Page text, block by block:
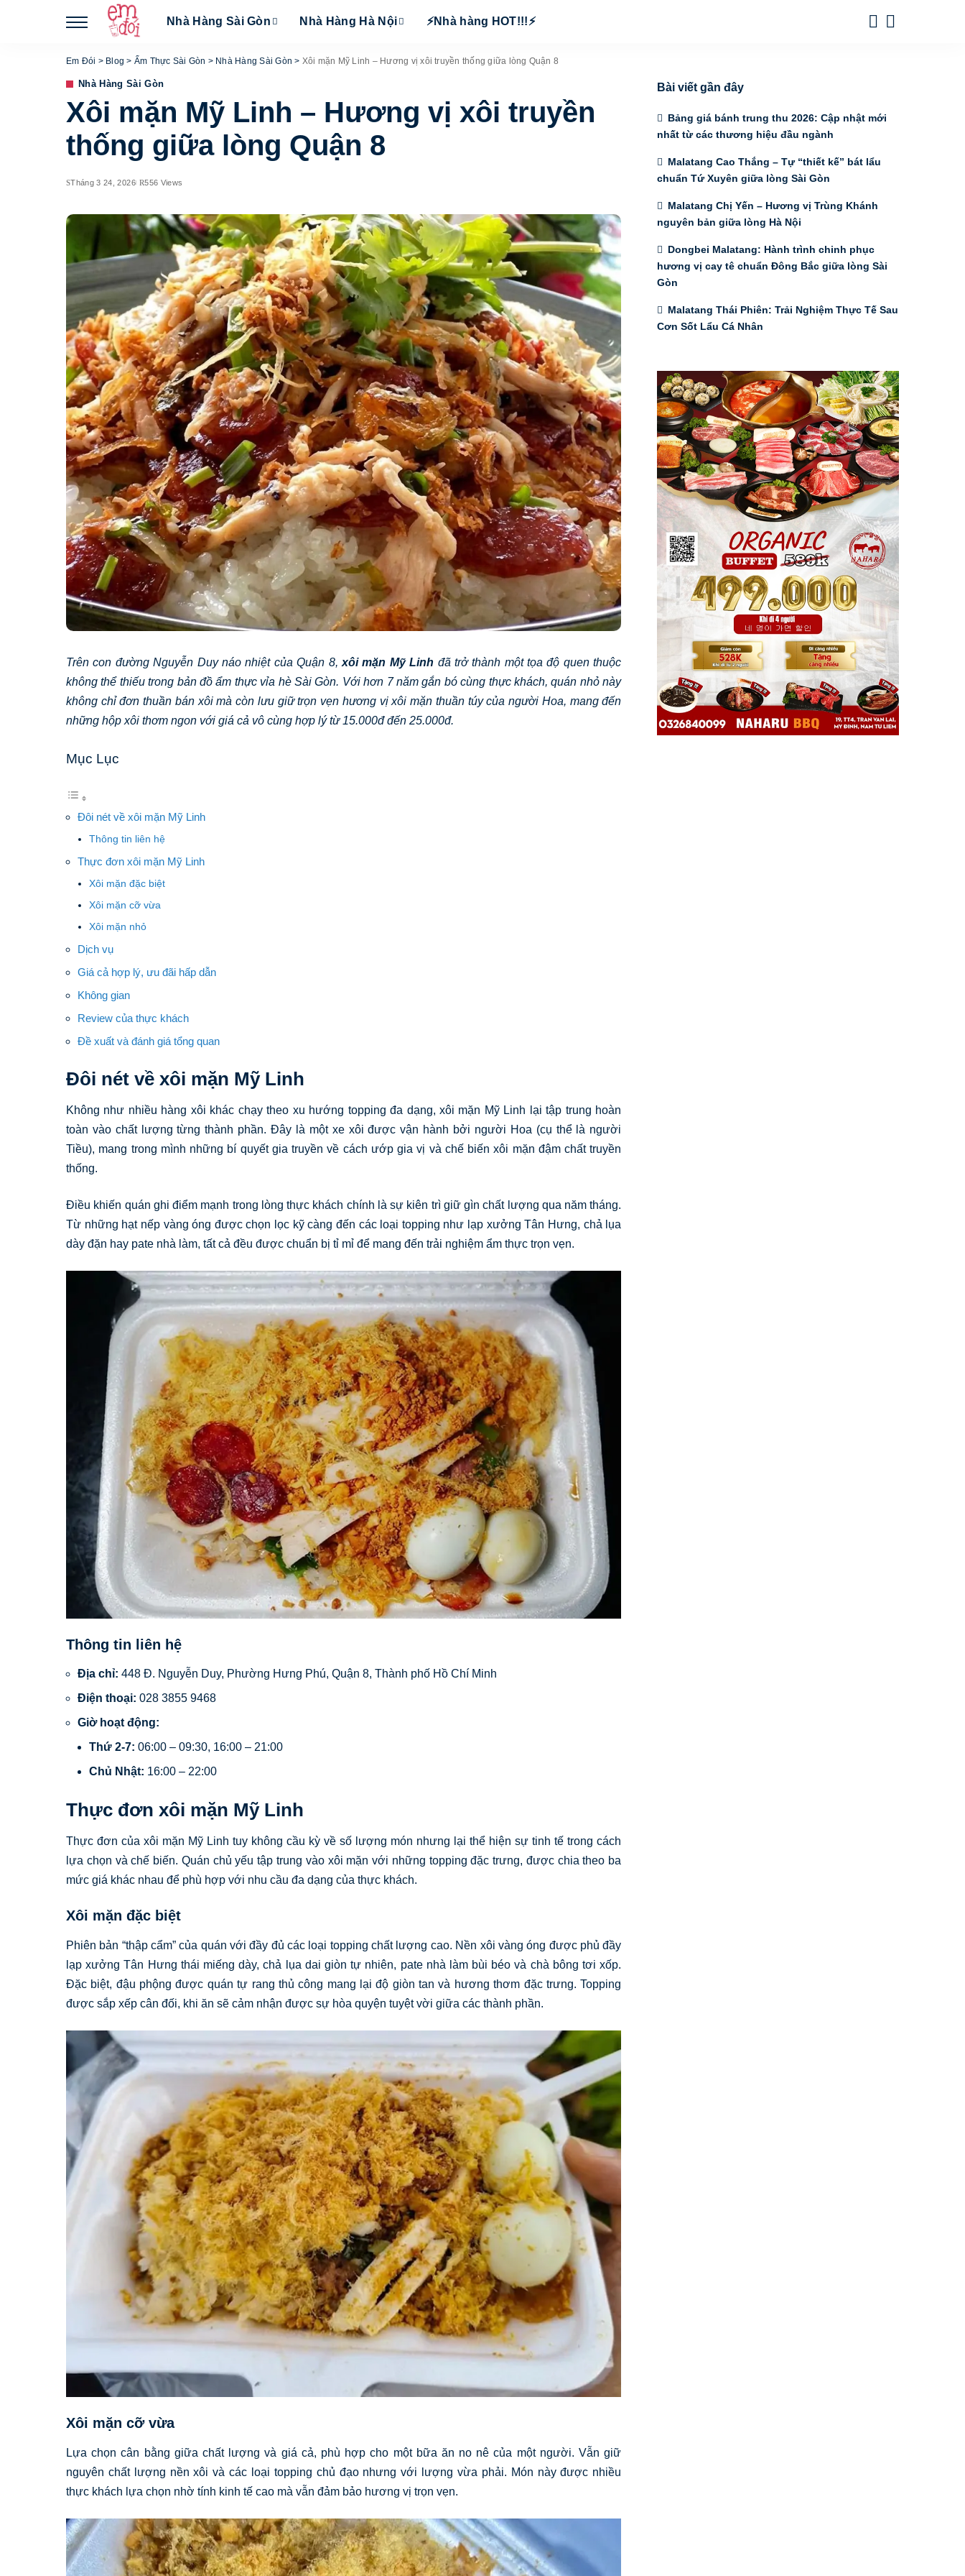
Nhà Hàng Sài Gòn Nhà Hàng Hà Nội ⚡Nhà hàng HOT!!!⚡
Em Đói > Blog > Ẩm Thực Sài Gòn > Nhà Hàng Sài Gòn > Xôi mặn Mỹ Linh – Hương vị xôi truyền thống giữa lòng Quận 8
Nhà Hàng Sài Gòn
Xôi mặn Mỹ Linh – Hương vị xôi truyền
thống giữa lòng Quận 8
Tháng 3 24, 2026 556 Views
Trên con đường Nguyễn Duy náo nhiệt của Quận 8, xôi mặn Mỹ Linh đã trở thành một tọa độ quen thuộc
không thể thiếu trong bản đồ ẩm thực vỉa hè Sài Gòn. Với hơn 7 năm gắn bó cùng thực khách, quán nhỏ này
không chỉ đơn thuần bán xôi mà còn lưu giữ trọn vẹn hương vị xôi mặn thuần túy của người Hoa, mang đến
những hộp xôi thơm ngon với giá cả vô cùng hợp lý từ 15.000đ đến 25.000đ.
Mục Lục
Đôi nét về xôi mặn Mỹ Linh
Thông tin liên hệ
Thực đơn xôi mặn Mỹ Linh
Xôi mặn đặc biệt
Xôi mặn cỡ vừa
Xôi mặn nhỏ
Dịch vụ
Giá cả hợp lý, ưu đãi hấp dẫn
Không gian
Review của thực khách
Đề xuất và đánh giá tổng quan
Đôi nét về xôi mặn Mỹ Linh
Không như nhiều hàng xôi khác chạy theo xu hướng topping đa dạng, xôi mặn Mỹ Linh lại tập trung hoàn
toàn vào chất lượng từng thành phần. Đây là một xe xôi được vận hành bởi người Hoa (cụ thể là người
Tiều), mang trong mình những bí quyết gia truyền về cách ướp gia vị và chế biến xôi mặn đậm chất truyền
thống.
Điều khiến quán ghi điểm mạnh trong lòng thực khách chính là sự kiên trì giữ gìn chất lượng qua năm tháng.
Từ những hạt nếp vàng óng được chọn lọc kỹ càng đến các loại topping như lạp xưởng Tân Hưng, chả lụa
dày đặn hay pate nhà làm, tất cả đều được chuẩn bị tỉ mỉ để mang đến trải nghiệm ẩm thực trọn vẹn.
Thông tin liên hệ
Địa chỉ: 448 Đ. Nguyễn Duy, Phường Hưng Phú, Quận 8, Thành phố Hồ Chí Minh
Điện thoại: 028 3855 9468
Giờ hoạt động:
Thứ 2-7: 06:00 – 09:30, 16:00 – 21:00
Chủ Nhật: 16:00 – 22:00
Thực đơn xôi mặn Mỹ Linh
Thực đơn của xôi mặn Mỹ Linh tuy không cầu kỳ về số lượng món nhưng lại thể hiện sự tinh tế trong cách
lựa chọn và chế biến. Quán chủ yếu tập trung vào xôi mặn với những topping đặc trưng, được chia theo ba
mức giá khác nhau để phù hợp với nhu cầu đa dạng của thực khách.
Xôi mặn đặc biệt
Phiên bản “thập cẩm” của quán với đầy đủ các loại topping chất lượng cao. Nền xôi vàng óng được phủ đầy
lạp xưởng Tân Hưng thái miếng dày, chả lụa dai giòn tự nhiên, pate nhà làm bùi béo và chà bông tơi xốp.
Đặc biệt, đậu phộng được quán tự rang thủ công mang lại độ giòn tan và hương thơm đặc trưng. Topping
được sắp xếp cân đối, khi ăn sẽ cảm nhận được sự hòa quyện tuyệt vời giữa các thành phần.
Xôi mặn cỡ vừa
Lựa chọn cân bằng giữa chất lượng và giá cả, phù hợp cho một bữa ăn no nê của một người. Vẫn giữ
nguyên chất lượng nền xôi và các loại topping chủ đạo nhưng với lượng vừa phải. Món này được nhiều
thực khách lựa chọn nhờ tính kinh tế cao mà vẫn đảm bảo hương vị trọn vẹn.
Bài viết gần đây
Bảng giá bánh trung thu 2026: Cập nhật mới
nhất từ các thương hiệu đầu ngành
Malatang Cao Thắng – Tự “thiết kế” bát lẩu
chuẩn Tứ Xuyên giữa lòng Sài Gòn
Malatang Chị Yến – Hương vị Trùng Khánh
nguyên bản giữa lòng Hà Nội
Dongbei Malatang: Hành trình chinh phục
hương vị cay tê chuẩn Đông Bắc giữa lòng Sài
Gòn
Malatang Thái Phiên: Trải Nghiệm Thực Tế Sau
Cơn Sốt Lẩu Cá Nhân